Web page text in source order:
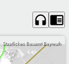
headphones chrome_reader_mode
Staatliches Bauamt Bayreuth